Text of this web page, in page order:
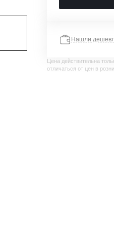
Нашли
Цена действительна
отличаться от цен в